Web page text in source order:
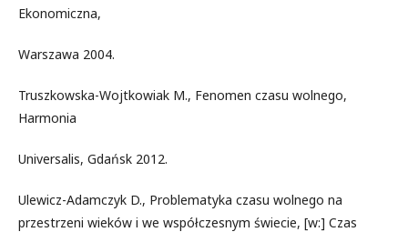
Ekonomiczna,
Warszawa 2004.
Truszkowska-Wojtkowiak M., Fenomen czasu wolnego,
Harmonia
Universalis, Gdańsk 2012.
Ulewicz-Adamczyk D., Problematyka czasu wolnego na
przestrzeni wieków i we współczesnym świecie, [w:] Czas